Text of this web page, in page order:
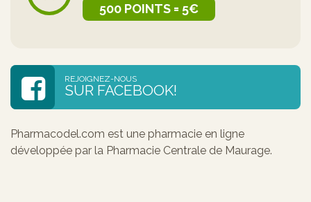
500 POINTS = 5€
REJOIGNEZ-NOUS
SUR FACEBOOK!
Pharmacodel.com est une pharmacie en ligne
développée par la Pharmacie Centrale de Maurage.